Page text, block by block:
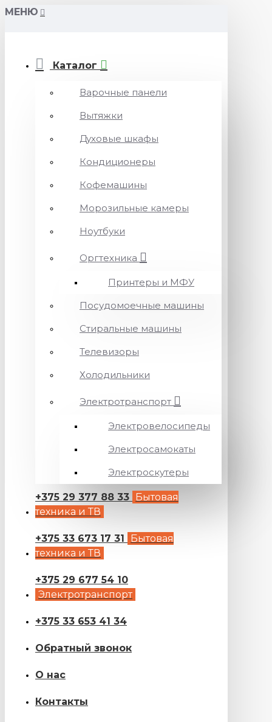
МЕНЮ
Каталог
Варочные панели
Вытяжки
Духовые шкафы
Кондиционеры
Кофемашины
Морозильные камеры
Ноутбуки
Оргтехника
Принтеры и МФУ
Посудомоечные машины
Стиральные машины
Телевизоры
Холодильники
Электротранспорт
Электровелосипеды
Электросамокаты
Электроскутеры
+375 29 377 88 33 Бытовая
техника и ТВ
+375 33 673 17 31
Бытовая
техника и ТВ
+375 29 677 54 10
Электротранспорт
+375 33 653 41 34
Обратный звонок
О нас
Контакты